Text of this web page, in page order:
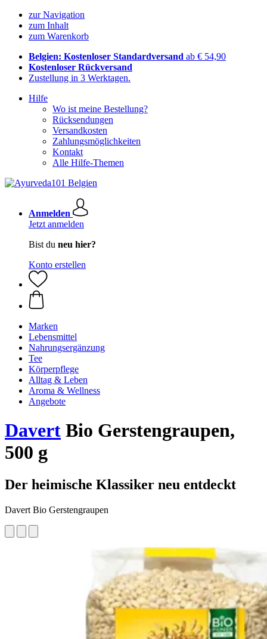
zur Navigation
zum Inhalt
zum Warenkorb
Belgien: Kostenloser Standardversand ab € 54,90
Kostenloser Rückversand
Zustellung in 3 Werktagen.
Hilfe
Wo ist meine Bestellung?
Rücksendungen
Versandkosten
Zahlungsmöglichkeiten
Kontakt
Alle Hilfe-Themen
Anmelden
Jetzt anmelden
Bist du neu hier?
Konto erstellen
Marken
Lebensmittel
Nahrungsergänzung
Tee
Körperpflege
Alltag & Leben
Aroma & Wellness
Angebote
Davert Bio Gerstengraupen,
500 g
Der heimische Klassiker neu entdeckt
Davert Bio Gerstengraupen